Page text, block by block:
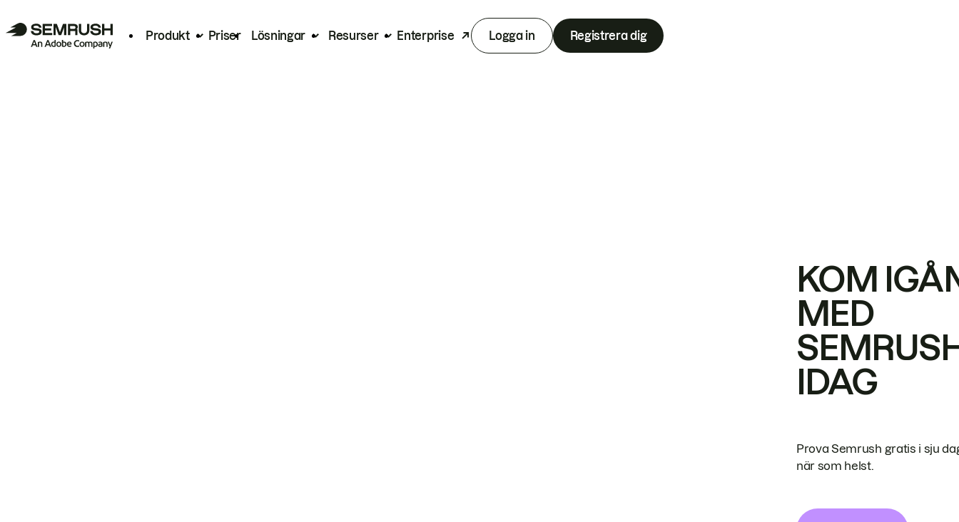
Produkt Priser Lösningar Resurser Enterprise Logga in Registrera dig
KOM
MED
IDAG
Prova Semrush gratis i sju
när som helst.